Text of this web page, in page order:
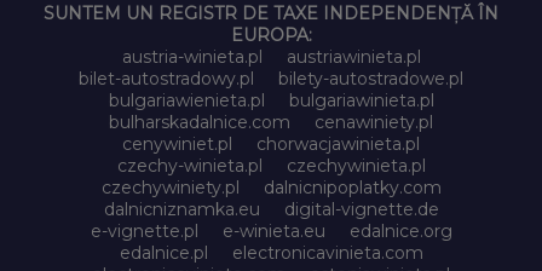
SUNTEM UN REGISTR DE TAXE INDEPENDENȚĂ ÎN
EUROPA:
austria-winieta.pl
austriawinieta.pl
bilet-autostradowy.pl
bilety-autostradowe.pl
bulgariawienieta.pl
bulgariawinieta.pl
bulharskadalnice.com
cenawiniety.pl
cenywiniet.pl
chorwacjawinieta.pl
czechy-winieta.pl
czechywinieta.pl
czechywiniety.pl
dalnicnipoplatky.com
dalnicniznamka.eu
digital-vignette.de
e-vignette.pl
e-winieta.eu
edalnice.org
edalnice.pl
electronicavinieta.com